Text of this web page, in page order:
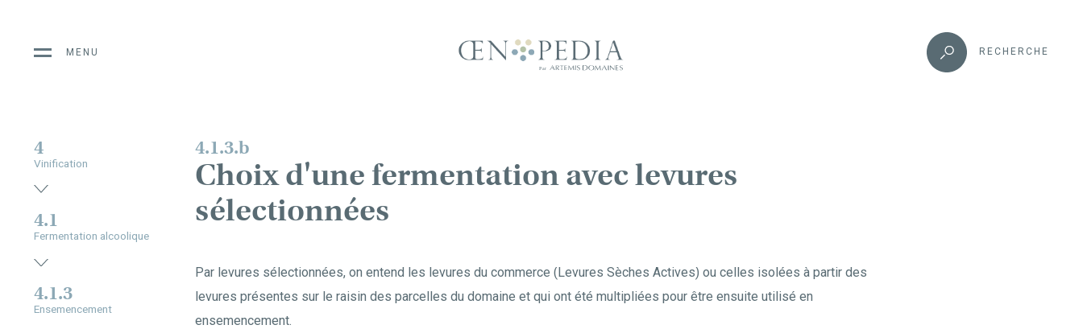
MENU RECHERCHE
4.1.3.b
Choix d'une fermentation avec levures
sélectionnées
Par levures sélectionnées, on entend les levures du commerce (Levures Sèches Actives) ou celles isolées à partir des
levures présentes sur le raisin des parcelles du domaine et qui ont été multipliées pour être ensuite utilisé en
ensemencement.
4
Vinification
4.1
Fermentation alcoolique
4.1.3
Ensemencement